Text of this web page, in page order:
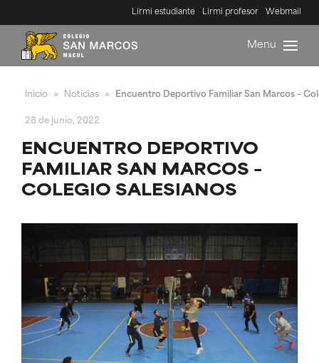
Lirmi estudiante Lirmi profesor Webmail
Menu
Inicio » Noticias » Encuentro Deportivo Familiar San Marcos –
28 de junio, 2022
ENCUENTRO DEPORTIVO
FAMILIAR SAN MARCOS –
COLEGIO SALESIANOS